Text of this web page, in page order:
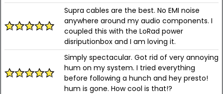
Supra cables are the best. No EMI noise
anywhere around my audio components. I
coupled this with the LoRad power
disriputionbox and I am loving it.
Simply spectacular. Got rid of very annoying
hum on my system. I tried everything
before following a hunch and hey presto!
hum is gone. How cool is that!?